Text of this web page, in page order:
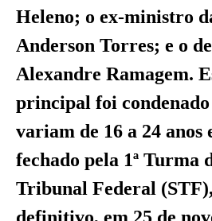
Heleno; o ex-ministro
Anderson Torres; e o
Alexandre Ramagem.
principal foi condenado
variam de 16 a 24 anos
fechado pela 1ª Turma
Tribunal Federal